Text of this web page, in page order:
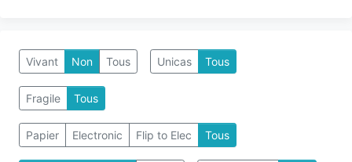
Vivant Non Tous Unicas Tous
Fragile Tous
Papier Electronic Flip to Elec Tous